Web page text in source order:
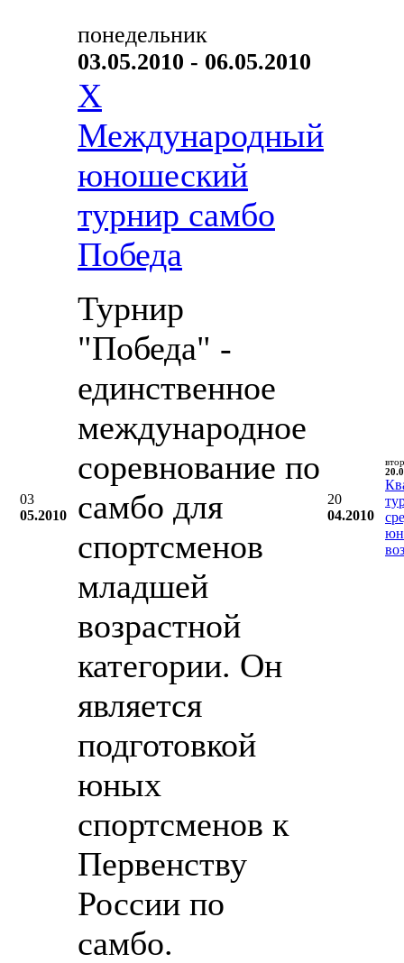
03
05.2010
понедельник
03.05.2010 - 06.05.2010
X
Международный
юношеский
турнир самбо
Победа
Турнир
"Победа" -
единственное
международное
соревнование по
самбо для
спортсменов
младшей
возрастной
категории. Он
является
подготовкой
юных
спортсменов к
Первенству
России по
самбо.
20
04.2010